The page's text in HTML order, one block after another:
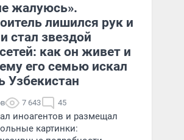
жалуюсь».
лишился рук и
стал звездой
как он живет и
его семью искал
Узбекистан
7 643 45
иноагентов и размещал
картинки: